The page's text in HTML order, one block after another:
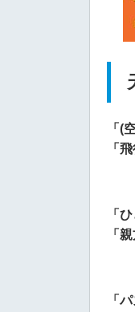
「(
「
「
「
「